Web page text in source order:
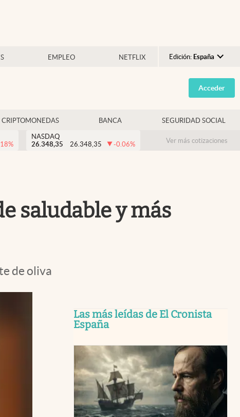
EMPLEO NETFLIX Edición: España
Argentina
España
USA
Colombia
Acceder
CRIPTOMONEDAS BANCA SEGURIDAD SOCIAL
%
NASDAQ
26.348,35
26.348,35 -0.06% Ver más cotizaciones
saludable y más
de oliva
Las más leídas de El Cronista
España